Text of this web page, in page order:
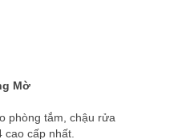
Mờ
phòng tắm, chậu rửa
cao cấp nhất.